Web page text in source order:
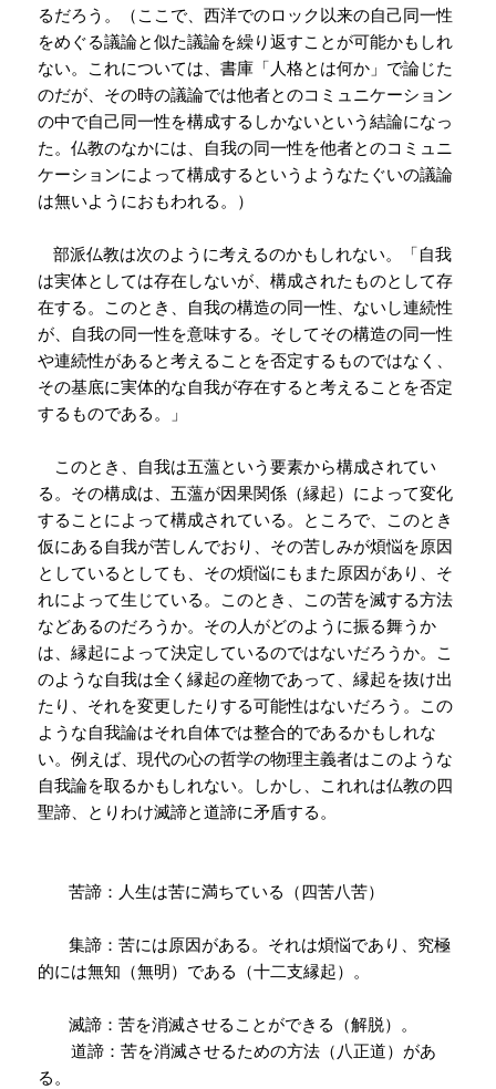
るだろう。（ここで、西洋でのロック以来の自己同一性
をめぐる議論と似た議論を繰り返すことが可能かもしれ
ない。これについては、書庫「人格とは何か」で論じた
のだが、その時の議論では他者とのコミュニケーション
の中で自己同一性を構成するしかないという結論になっ
た。仏教のなかには、自我の同一性を他者とのコミュニ
ケーションによって構成するというようなたぐいの議論
は無いようにおもわれる。）
部派仏教は次のように考えるのかもしれない。「自我
は実体としては存在しないが、構成されたものとして存
在する。このとき、自我の構造の同一性、ないし連続性
が、自我の同一性を意味する。そしてその構造の同一性
や連続性があると考えることを否定するものではなく、
その基底に実体的な自我が存在すると考えることを否定
するものである。」
このとき、自我は五薀という要素から構成されてい
る。その構成は、五薀が因果関係（縁起）によって変化
することによって構成されている。ところで、このとき
仮にある自我が苦しんでおり、その苦しみが煩悩を原因
としているとしても、その煩悩にもまた原因があり、そ
れによって生じている。このとき、この苦を滅する方法
などあるのだろうか。その人がどのように振る舞うか
は、縁起によって決定しているのではないだろうか。こ
のような自我は全く縁起の産物であって、縁起を抜け出
たり、それを変更したりする可能性はないだろう。この
ような自我論はそれ自体では整合的であるかもしれな
い。例えば、現代の心の哲学の物理主義者はこのような
自我論を取るかもしれない。しかし、これれは仏教の四
聖諦、とりわけ滅諦と道諦に矛盾する。
苦諦：人生は苦に満ちている（四苦八苦）
集諦：苦には原因がある。それは煩悩であり、究極
的には無知（無明）である（十二支縁起）。
滅諦：苦を消滅させることができる（解脱）。
道諦：苦を消滅させるための方法（八正道）があ
る。